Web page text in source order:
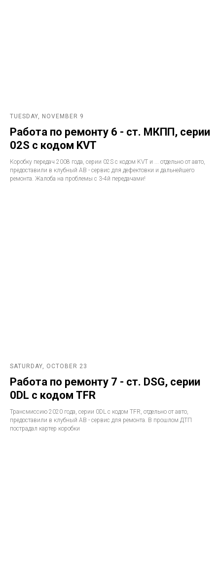
TUESDAY, NOVEMBER 9
Работа по ремонту 6 - ст. МКПП, серии
02S с кодом KVT
Коробку передач 2008 года, серии 02S с кодом KVT и ... отдельно от авто,
предоставили в клубный АВ - сервис для дефектовки и дальнейшего
ремонта. Жалоба на проблемы с 3-4й передачами!
SATURDAY, OCTOBER 23
Работа по ремонту 7 - ст. DSG, серии
0DL с кодом TFR
Трансмиссию 2020 года, серии 0DL с кодом TFR, отдельно от авто,
предоставили в клубный АВ - сервис для ремонта. В прошлом ДТП
пострадал картер коробки